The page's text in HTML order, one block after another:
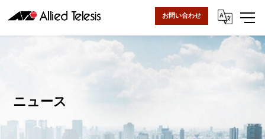
お問い合わせ
ニュース